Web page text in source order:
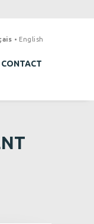
CONTACT
English